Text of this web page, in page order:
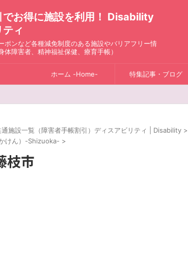
でお得に施設を利用！ Disability
ィ
ポンなど各種減免制度のある施設やバリアフリー情
体障害者、精神福祉保健、療育手帳）
ホーム -Home- 特集記事・ブログ
通施設一覧（障害者手帳割引）ディスアビリティ | Disability >
けん）-Shizuoka- >
枝市